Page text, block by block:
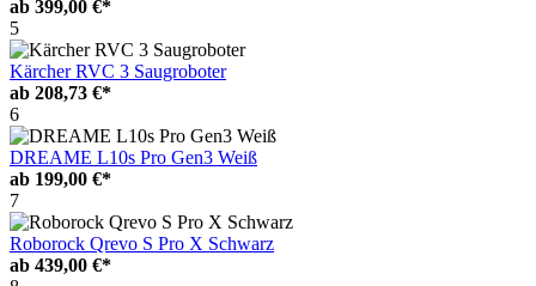
ab 399,00 €*
5
Kärcher RVC 3 Saugroboter
ab 208,73 €*
6
DREAME L10s Pro Gen3 Weiß
ab 199,00 €*
7
Roborock Qrevo S Pro X Schwarz
ab 439,00 €*